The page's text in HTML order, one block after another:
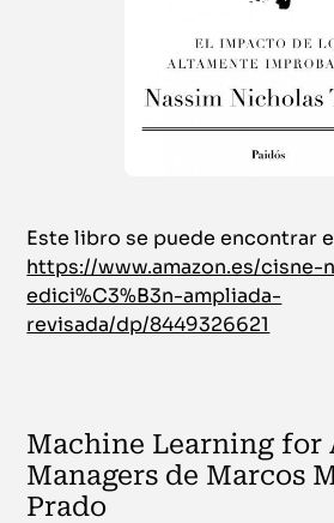
Este libro se puede encontrar
https://www.amazon.es/cisne-
edici%C3%B3n-ampliada-
revisada/dp/8449326621
Machine Learning for
Managers de Marcos
Prado